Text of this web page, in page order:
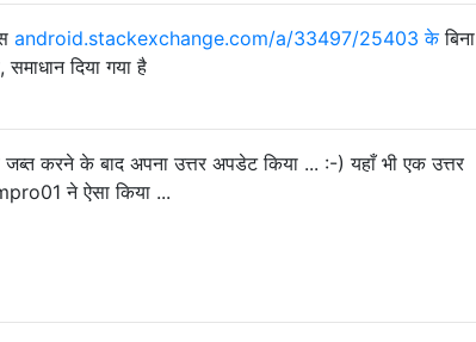
android.stackexchange.com/a/33497/25403 केबिना
दिया गया है
करने के बाद अपना उत्तर अपडेट किया ... :-) यहाँ भी एक उत्तर
ने ऐसा किया ...